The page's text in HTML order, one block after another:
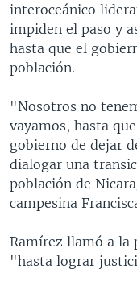
interoceánico
impiden el paso y
hasta que el
población.
"Nosotros no
vayamos, hasta
gobierno de dejar
dialogar una
población de
campesina
Ramírez llamó a la
"hasta lograr